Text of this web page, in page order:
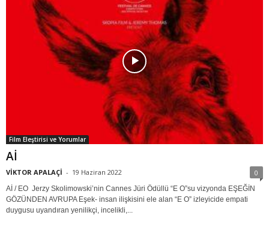
Film Eleştirisi ve Yorumlar
Aİ
VİKTOR APALAÇİ - 19 Haziran 2022 0
Aİ / EO Jerzy Skolimowski’nin Cannes Jüri Ödüllü “E O”su vizyonda EŞEĞİN
GÖZÜNDEN AVRUPA Eşek- insan ilişkisini ele alan “E O” izleyicide empati
duygusu uyandıran yenilikçi, incelikli,...